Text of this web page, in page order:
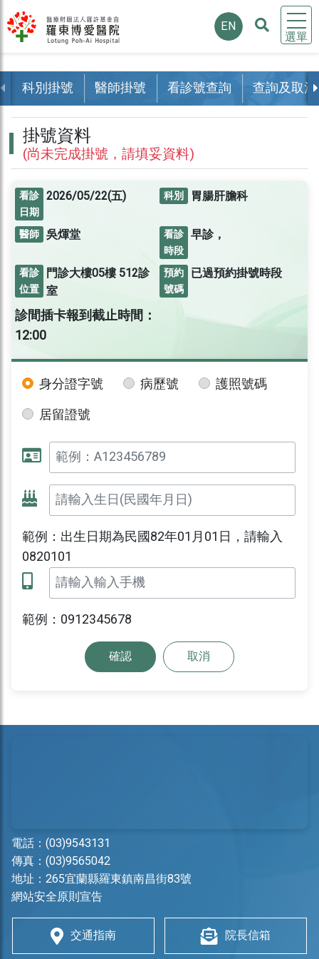
選單
EN
科別掛號 醫師掛號 看診號查詢 查詢及取消
掛號資料
(尚未完成掛號，請填妥資料)
看診
日期
2026/05/22(五) 科別 胃腸肝膽科
醫師 吳煇堂
看診
時段
早診，
看診
位置
門診大樓05樓 512診
室
預約
號碼
已過預約掛號時段
診間插卡報到截止時間：
12:00
身分證字號 病歷號
護照號碼
居留證號
範例：出生日期為民國82年01月01日，請輸入
0820101
範例：0912345678
確認 取消
電話： (03)9543131
傳真：(03)9565042
地址： 265宜蘭縣羅東鎮南昌街83號
網站安全原則宣告
交通指南 院長信箱